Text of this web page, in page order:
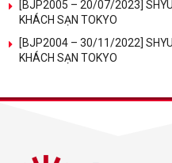
[BJP2005 – 20/07/2023] SHYU
KHÁCH SẠN TOKYO
[BJP2004 – 30/11/2022] SHYU
KHÁCH SẠN TOKYO